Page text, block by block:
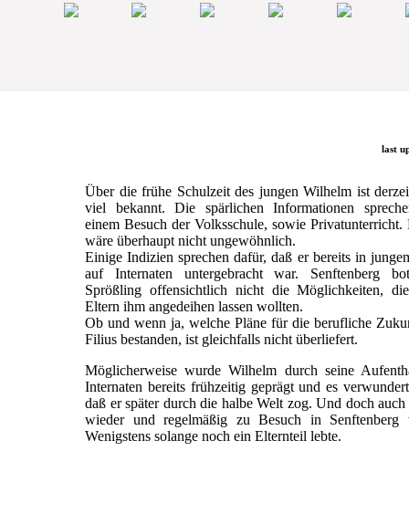
last
Über die frühe Schulzeit des jungen Wilhelm ist
viel bekannt. Die spärlichen Informationen
einem Besuch der Volksschule, sowie Privatunterricht.
wäre überhaupt nicht ungewöhnlich.
Einige Indizien sprechen dafür, daß er bereits in
auf Internaten untergebracht war. Senftenberg
Sprößling offensichtlich nicht die Möglichkeiten,
Eltern ihm angedeihen lassen wollten.
Ob und wenn ja, welche Pläne für die berufliche
Filius bestanden, ist gleichfalls nicht überliefert.
Möglicherweise wurde Wilhelm durch seine
Internaten bereits frühzeitig geprägt und es
daß er später durch die halbe Welt zog. Und doch
wieder und regelmäßig zu Besuch in Senftenberg
Wenigstens solange noch ein Elternteil lebte.